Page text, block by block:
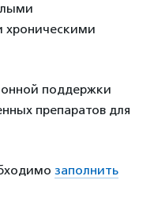
поддержки
препаратов для
заполнить